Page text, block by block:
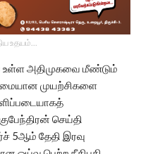
உதயம்...
உள்ள அதிமுகவை மீண்டும்
முயற்சிகளை
செய்தி
5ஆம் தேதி இரவு